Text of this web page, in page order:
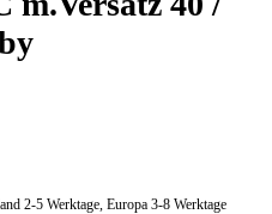
2-5 Werktage, Europa 3-8 Werktage